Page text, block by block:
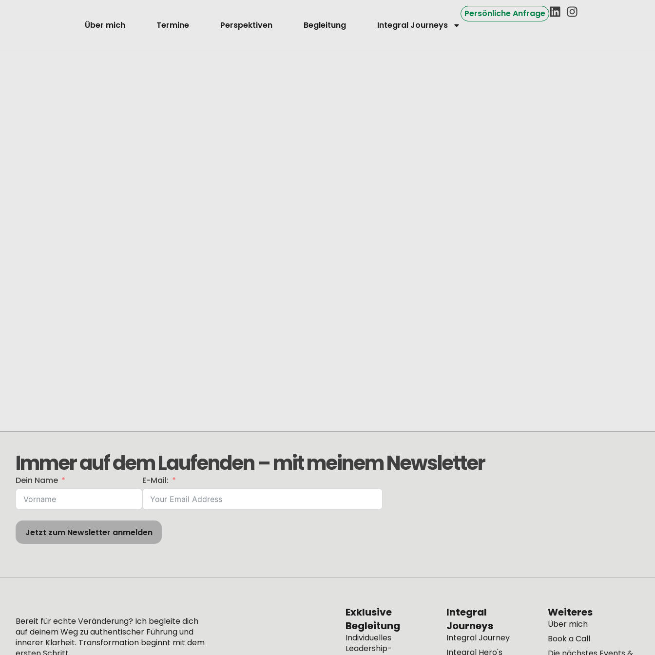
Über mich Termine Perspektiven Begleitung Integral Journeys
Persönliche Anfrage
Immer auf dem Laufenden – mit meinem Newsletter
Dein Name E-Mail:
Jetzt zum Newsletter anmelden
Bereit für echte Veränderung? Ich begleitedich
auf deinemWeg zu authentischer Führung und
innerer Klarheit. Transformation beginnt mit dem
Exklusive
Begleitung
Individuelles
Leadership-
Integral
Journeys
Integral Journey
Integral Hero's
Weiteres
Über mich
Book a Call